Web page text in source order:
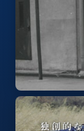
2020
噴霧式フレ
ザー